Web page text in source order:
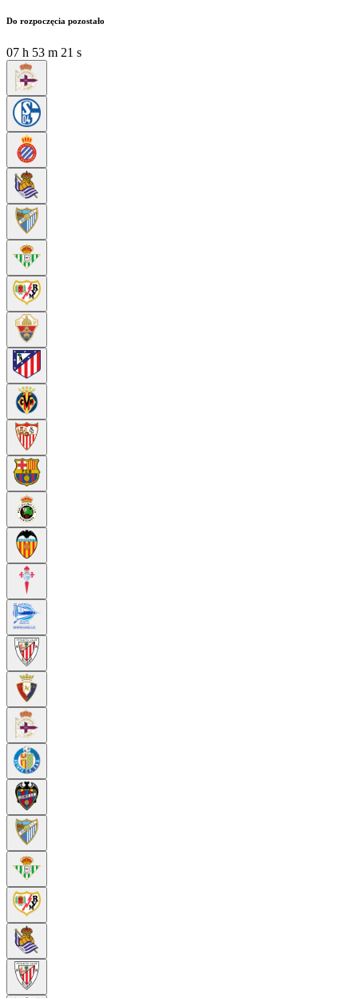
Do rozpoczęcia pozostało
07 h 53 m 20 s